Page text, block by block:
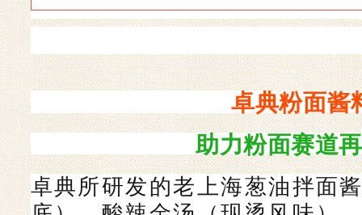
卓典粉面酱
助力粉面赛道
卓典所研发的老上海葱油拌面